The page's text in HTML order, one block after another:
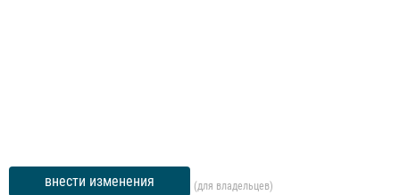
внести изменения (для владельцев)